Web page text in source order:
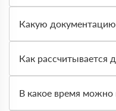
оплата по факту
доставленный товар
Вы вправе от него
Какую
сертификаты и
транспортную
Как рассчитывается
персональный
Далее он передает
В какое время можно